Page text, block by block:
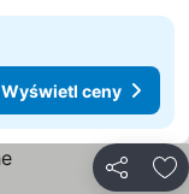
Wyświetl ceny